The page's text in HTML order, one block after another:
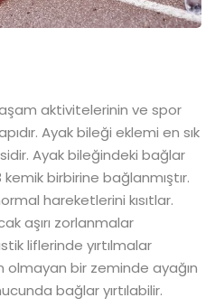
aktivitelerinin ve spor
Ayak bileği eklemi en sık
Ayak bileğindeki bağlar
birbirine bağlanmıştır.
hareketlerini kısıtlar.
aşırı zorlanmalar
liflerinde yırtılmalar
olmayan bir zeminde ayağın
bağlar yırtılabilir.